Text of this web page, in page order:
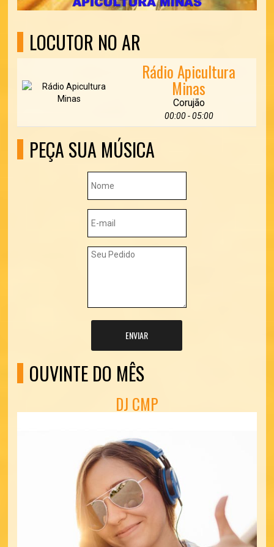
LOCUTOR NO AR
Rádio Apicultura
Minas
Corujão
00:00 - 05:00
PEÇA SUA MÚSICA
ENVIAR
OUVINTE DO MÊS
DJ CMP